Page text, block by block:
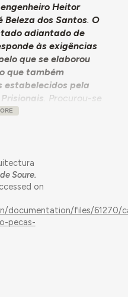
Heitor
Beleza dos Santos. O
adiantado de
às exigências
que se elaborou
que também
estabelecidos pela
. Procurou-se
justificando-se a
No rés-do-
(funcionando
do magistrado) com
e entrada
zona de homens
sanitários, casa de
para mulheres com 2
No 1.º piso:
Soure.
on
documentation/files/61270/
pecas-